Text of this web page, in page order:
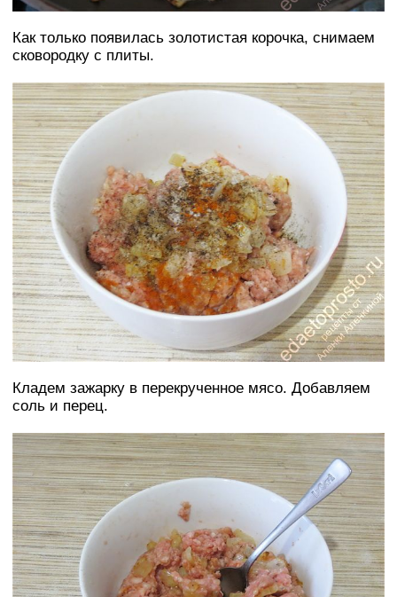
Как только появилась золотистая корочка, снимаем
сковородку с плиты.
Кладем зажарку в перекрученное мясо. Добавляем
соль и перец.